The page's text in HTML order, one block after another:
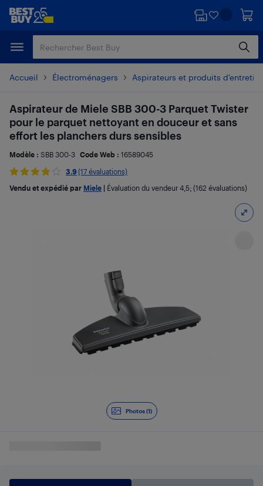
Passer
principal
Passer
Accueil Électroménagers Aspirateurs et produits
Photos (1)
Aspirateur de Miele SBB 300-3 Parquet Twister
pour le parquet nettoyant en douceur et sans
effort les planchers durs sensibles
Modèle : SBB 300-3 Code Web : 16589045
3.9 (17 évaluations)
Vendu et expédié par Miele Évaluation du vendeur 4,5; (162 évaluations)